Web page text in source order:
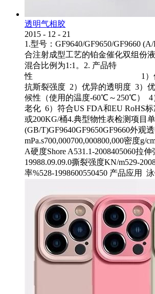
透明气相胶
2015 - 12 - 21
1.型号：GF9640/GF9650/GF9660
合注射成型工艺的铂金催化双组份
混合比例为1:1。2. 产品特
性 1）优异的拉
抗斯裂强度 2）优异的透明度 3）
候性（使用的温度-60℃～250℃） 4
老化 6）符合US FDA和EU RoHS
或200KG/桶4.典型物性表检测项目
(GB/T)GF9640GF9650GF9660外观
mPa.s700,000700,000800,000密度g/
A硬度Shore A531.1-2008405060拉伸
19988.09.09.0撕裂强度KN/m529-
率%528-1998600550450 产品应用